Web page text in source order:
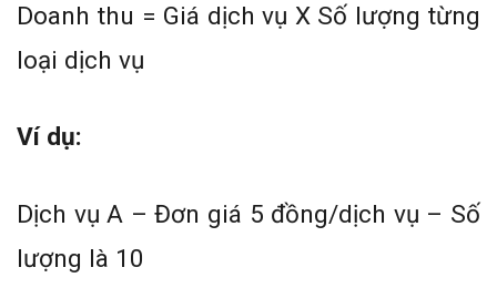
Doanh thu = Giá dịch vụ X Số lượng từng
loại dịch vụ
Ví dụ:
Dịch vụ A – Đơn giá 5 đồng/dịch vụ – Số
lượng là 10